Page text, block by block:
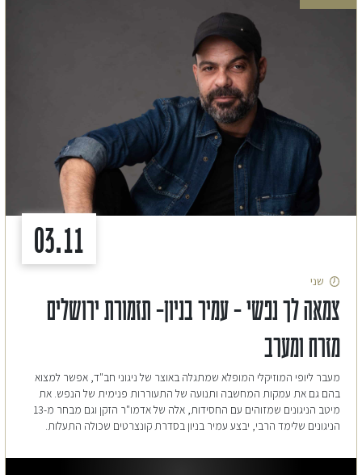
03.11
שני
צמאה לך נפשי – עמיר בניון- תזמורת ירושלים
מזרח ומערב
מעבר ליופי המוזיקלי המופלא שמתגלה באוצר של ניגוני חב"ד, אפשר למצוא
בהם גם את עמקות המחשבה ותנועה של התעוררות פנימית של הנפש. את
מיטב הניגונים שמזוהים עם החסידות, אלה של אדמו"ר הזקן וגם מבחר מ-13
הניגונים שלימד הרבי, יבצע עמיר בניון בסדרת קונצרטים שכולה התעלות.